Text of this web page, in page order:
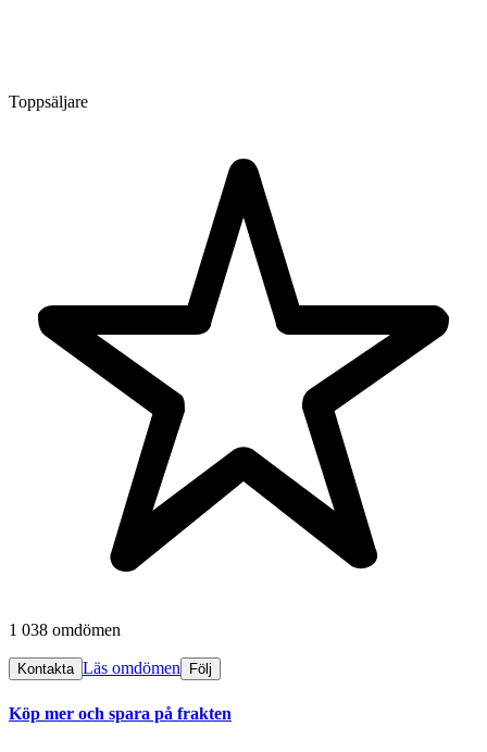
Toppsäljare
1 038 omdömen
Kontakta Läs omdömen Följ
Köp mer och spara på frakten